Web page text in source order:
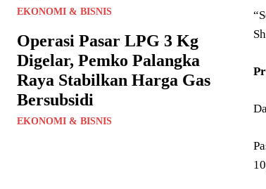
EKONOMI & BISNIS
Operasi Pasar LPG 3 Kg
Digelar, Pemko Palangka
Raya Stabilkan Harga Gas
Bersubsidi
EKONOMI & BISNIS